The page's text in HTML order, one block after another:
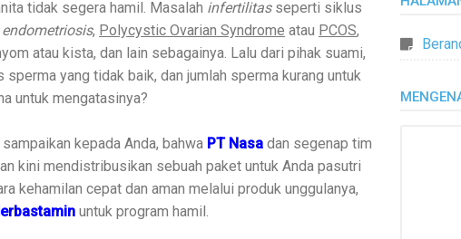
tidak segera hamil. Masalah infertilitasseperti siklus
endometriosis, Polycystic Ovarian Syndrome atau PCOS,
atau kista, dan lain sebagainya. Lalu dari pihak suami,
yang tidak baik, dan jumlah sperma kurang untuk
untuk mengatasinya?
kepada Anda, bahwa PT Nasa dan segenap tim
kini mendistribusikan sebuah paket untuk Anda pasutri
kehamilan cepat dan aman melalui produk unggulanya,
untuk program hamil.